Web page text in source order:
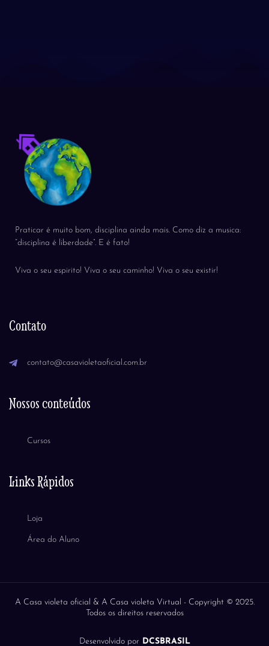
Praticar é muito bom, disciplina ainda mais. Como diz a musica:
“disciplina é liberdade”. E é fato!
Viva o seu espirito! Viva o seu caminho! Viva o seu existir!
Contato
contato@casavioletaoficial.com.br
Nossos conteúdos
Cursos
Links Rápidos
Loja
Área do Aluno
A Casa violeta oficial & A Casa violeta Virtual - Copyright © 2025.
Todos os direitos reservados
Desenvolvido porDCSBRASIL